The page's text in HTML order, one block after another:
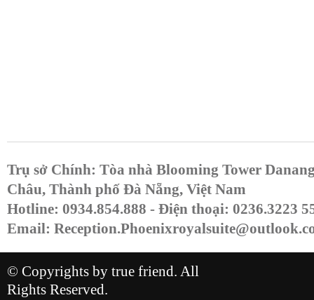
Trụ sở Chính: Tòa nhà Blooming Tower
Châu, Thành phố Đà Nẵng, Việt Nam
Hotline: 0934.854.888 - Điện thoại: 0236.3223
Email:
© Copyrights by true friend. All
Rights Reserved.